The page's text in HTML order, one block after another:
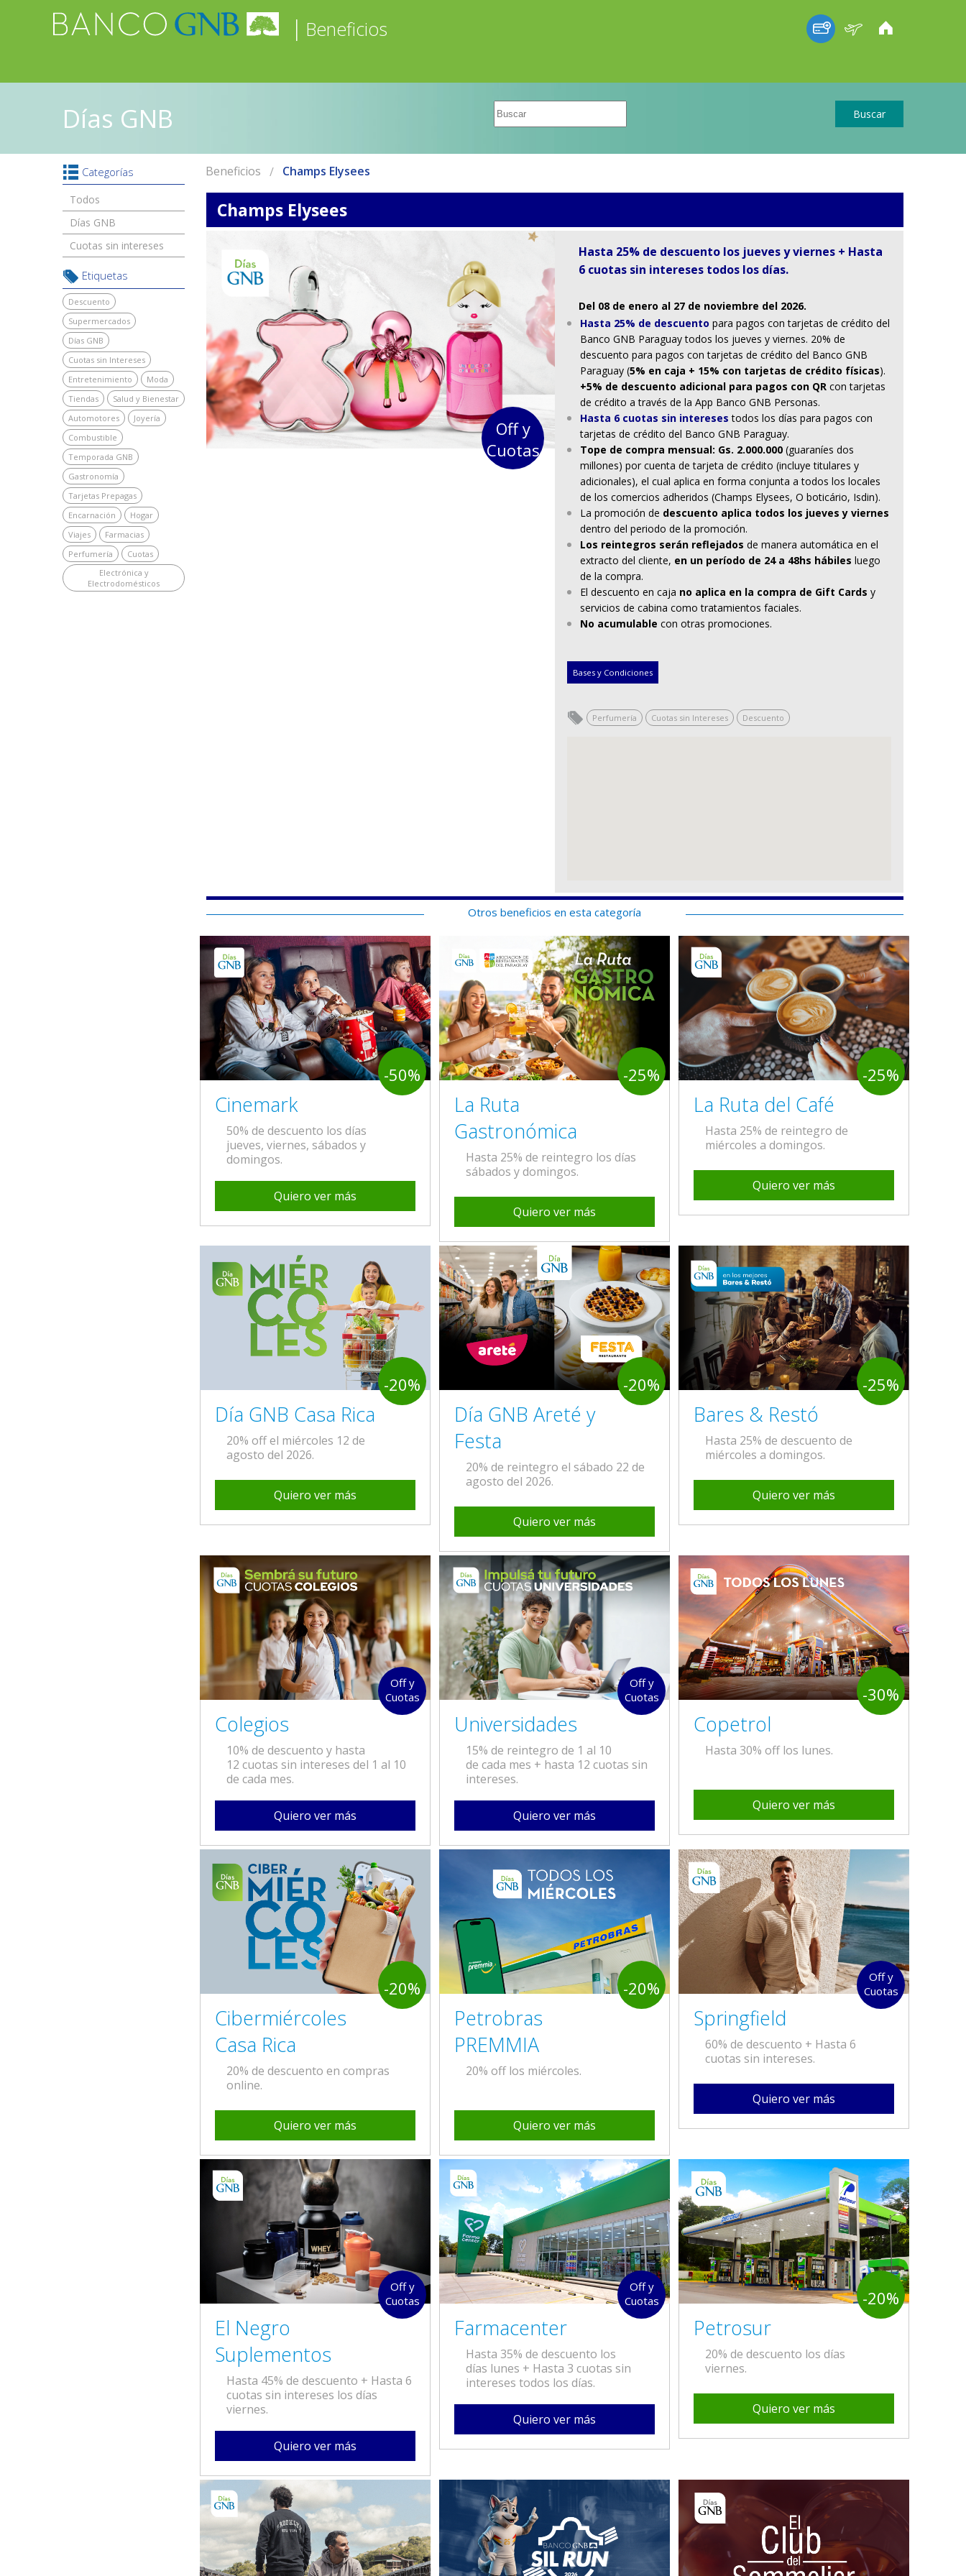
| Beneficios
Días GNB Buscar
Categorías
Todos
Días GNB
Cuotas sin intereses
Etiquetas
Descuento
Supermercados
Días GNB
Cuotas sin Intereses
Entretenimiento
Moda
Tiendas
Salud y Bienestar
Automotores
Joyería
Combustible
Temporada GNB
Gastronomía
Tarjetas Prepagas
Encarnación
Hogar
Viajes
Farmacias
Perfumería
Cuotas
Electrónica y
Electrodomésticos
Beneficios Champs Elysees
Champs Elysees
Off y
Cuotas
Hasta 25% de descuento los jueves y viernes + Hasta
6 cuotas sin intereses todos los días.
Del 08 de enero al 27 de noviembre del 2026.
Hasta 25% de descuento para pagos con tarjetas de crédito del
Banco GNB Paraguay todos los jueves y viernes. 20% de
descuento para pagos con tarjetas de crédito del Banco GNB
Paraguay (5% en caja + 15% con tarjetas de crédito físicas).
+5% de descuento adicional para pagos con QRcon tarjetas
de crédito a través de la App Banco GNB Personas.
Hasta 6 cuotas sin intereses todos los días para pagos con
tarjetas de crédito del Banco GNB Paraguay.
Tope de compra mensual: Gs. 2.000.000(guaraníes dos
millones) por cuenta de tarjeta de crédito (incluye titulares y
adicionales), el cual aplica en forma conjunta a todos los locales
de los comercios adheridos (Champs Elysees, O boticário, Isdin).
La promoción de descuento aplica todos los jueves y viernes
dentro del periodo de la promoción.
Los reintegros serán reflejados de manera automática en el
extracto del cliente, en un período de 24 a 48hs hábiles luego
de la compra.
El descuento en caja no aplica en la compra de Gift Cards y
servicios de cabina como tratamientos faciales.
No acumulable con otras promociones.
Bases y Condiciones
Perfumería Cuotas sin Intereses Descuento
Otros beneficios en esta categoría
-50%
Cinemark
50% de descuento los días
jueves, viernes, sábados y
domingos.
Quiero ver más
-25%
La Ruta
Gastronómica
Hasta 25% de reintegro los días
sábados y domingos.
Quiero ver más
-25%
La Ruta del Café
Hasta 25% de reintegro de
miércoles a domingos.
Quiero ver más
-20%
Día GNB Casa Rica
20% off el miércoles 12 de
agosto del 2026.
Quiero ver más
-20%
Día GNB Areté y
Festa
20% de reintegro el sábado 22 de
agosto del 2026.
Quiero ver más
-25%
Bares & Restó
Hasta 25% de descuento de
miércoles a domingos.
Quiero ver más
Off y
Cuotas
Colegios
10% de descuento y hasta
12 cuotas sin intereses del 1 al 10
de cada mes.
Quiero ver más
Off y
Cuotas
Universidades
15% de reintegro de 1 al 10
de cada mes + hasta 12 cuotas sin
intereses.
Quiero ver más
-30%
Copetrol
Hasta 30% off los lunes.
Quiero ver más
-20%
Cibermiércoles
Casa Rica
20% de descuento en compras
online.
Quiero ver más
-20%
Petrobras
PREMMIA
20% off los miércoles.
Quiero ver más
Off y
Cuotas
Springfield
60% de descuento + Hasta 6
cuotas sin intereses.
Quiero ver más
Off y
Cuotas
El Negro
Suplementos
Hasta 45% de descuento + Hasta 6
cuotas sin intereses los días
viernes.
Quiero ver más
Off y
Cuotas
Farmacenter
Hasta 35% de descuento los
días lunes + Hasta 3 cuotas sin
intereses todos los días.
Quiero ver más
-20%
Petrosur
20% de descuento los días
viernes.
Quiero ver más